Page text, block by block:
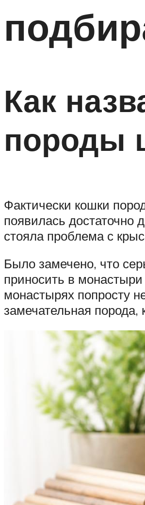
Как
породы
Фактически кошки
появилась
стояла проблема с
Было замечено, что
приносить в
монастырях попросту
замечательная